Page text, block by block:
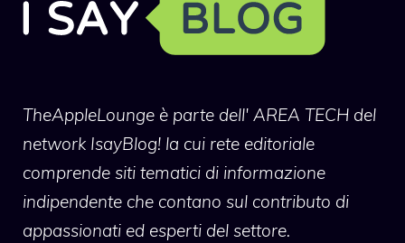
TheAppleLounge è parte dell' AREA TECH del
network IsayBlog! la cui rete editoriale
comprende siti tematici di informazione
indipendente che contano sul contributo di
appassionati ed esperti del settore.